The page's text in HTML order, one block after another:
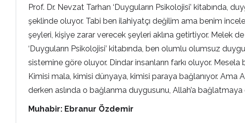
Prof. Dr. Nevzat Tarhan ‘Duyguların Psikolojisi’ kitabında,
şeklinde oluyor. Tabi ben ilahiyatçı değilim ama benim
şeyleri, kişiye zarar verecek şeyleri aklına getirtiyor. Melek
‘Duyguların Psikolojisi’ kitabında, ben olumlu olumsuz
sistemine göre oluyor. Dindar insanların farkı oluyor.
Kimisi mala, kimisi dünyaya, kimisi paraya bağlanıyor. Ama
derken aslında o bağlanma duygusunu, Allah’a bağlatmaya
Muhabir: Ebranur Özdemir